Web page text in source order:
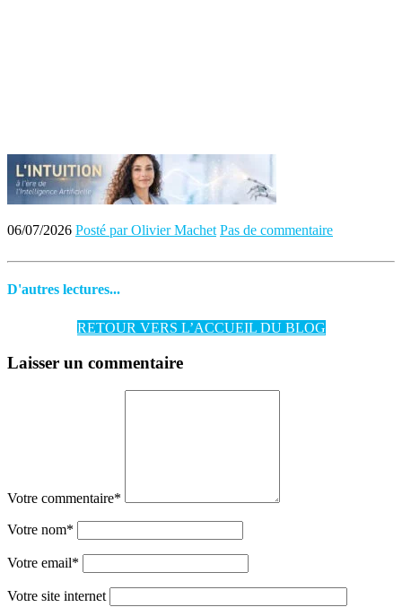
06/07/2026 Posté par Olivier Machet Pas de commentaire
D'autres lectures...
RETOUR VERS L’ACCUEIL DU BLOG
Laisser un commentaire
Votre commentaire*
Votre nom*
Votre email*
Votre site internet